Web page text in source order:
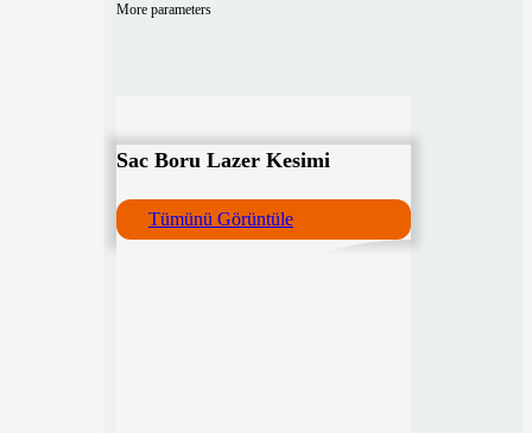
More parameters
Sac Boru Lazer Kesimi
Tümünü Görüntüle